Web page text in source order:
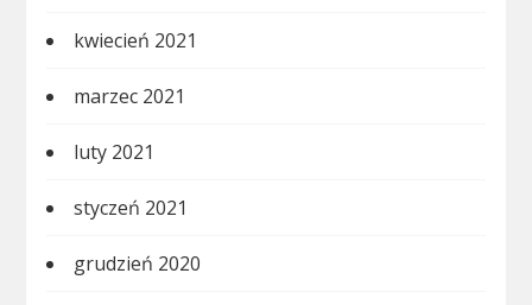
kwiecień 2021
marzec 2021
luty 2021
styczeń 2021
grudzień 2020